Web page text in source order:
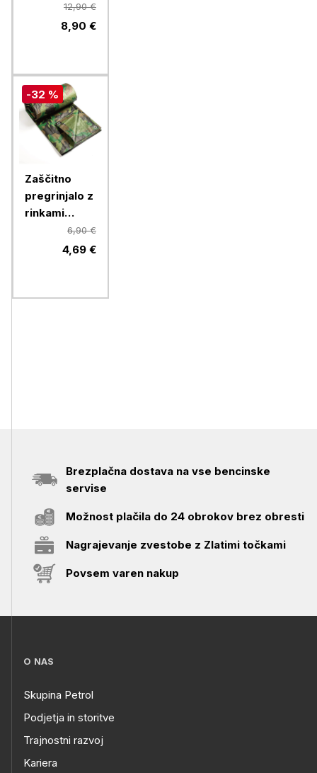
Camouflage,
3 x 4 m
12,90 €
8,90 €
-32 %
Zaščitno
pregrinjalo z
rinkami
Camouflage,
6,90 €
4,69 €
Brezplačna dostava na vse bencinske
servise
Možnost plačila do 24 obrokov brez obresti
Nagrajevanje zvestobe z Zlatimi točkami
Povsem varen nakup
O NAS
Skupina Petrol
Podjetja in storitve
Trajnostni razvoj
Kariera